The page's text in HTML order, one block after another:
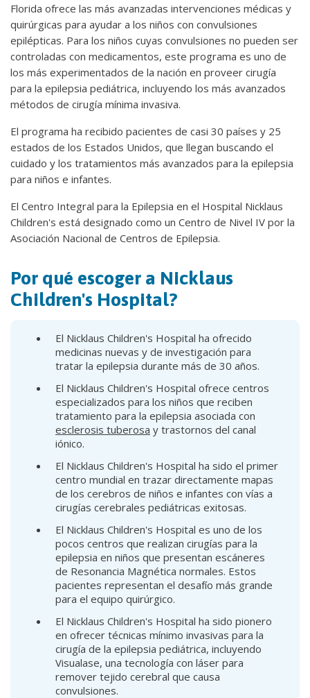
Florida ofrece las más avanzadas intervenciones médicas y
quirúrgicas para ayudar a los niños con convulsiones
epilépticas. Para los niños cuyas convulsiones no pueden ser
controladas con medicamentos, este programa es uno de
los más experimentados de la nación en proveer cirugía
para la epilepsia pediátrica, incluyendo los más avanzados
métodos de cirugía mínima invasiva.
El programa ha recibido pacientes de casi 30 países y 25
estados de los Estados Unidos, que llegan buscando el
cuidado y los tratamientos más avanzados para la epilepsia
para niños e infantes.
El Centro Integral para la Epilepsia en el Hospital Nicklaus
Children's está designado como un Centro de Nivel IV por la
Asociación Nacional de Centros de Epilepsia.
Por qué escoger a Nicklaus
Children's Hospital?
El Nicklaus Children's Hospital ha ofrecido
medicinas nuevas y de investigación para
tratar la epilepsia durante más de 30 años.
El Nicklaus Children's Hospital ofrece centros
especializados para los niños que reciben
tratamiento para la epilepsia asociada con
esclerosis tuberosa y trastornos del canal
iónico.
El Nicklaus Children's Hospital ha sido el primer
centro mundial en trazar directamente mapas
de los cerebros de niños e infantes con vías a
cirugías cerebrales pediátricas exitosas.
El Nicklaus Children's Hospital es uno de los
pocos centros que realizan cirugías para la
epilepsia en niños que presentan escáneres
de Resonancia Magnética normales. Estos
pacientes representan el desafío más grande
para el equipo quirúrgico.
El Nicklaus Children's Hospital ha sido pionero
en ofrecer técnicas mínimo invasivas para la
cirugía de la epilepsia pediátrica, incluyendo
Visualase, una tecnología con láser para
remover tejido cerebral que causa
convulsiones.